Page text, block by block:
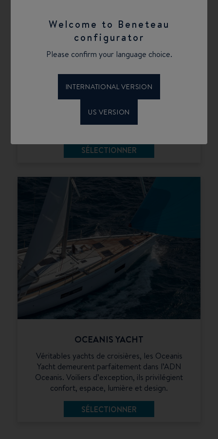
Welcome to Beneteau
configurator
Please confirm your language choice.
INTERNATIONAL VERSION
US VERSION
L’Oceanis s’impose comme la référence
navigation côtière qu’en navigation hauturière,
il conjugue navigation simple, sécurisante et
confortable et plaisir intense au mouillage.
SÉLECTIONNER
OCEANIS YACHT
Véritables yachts de croisières, les Oceanis
Yacht demeurent parfaitement dans l’ADN
Oceanis. Voiliers d’exception, ils privilégient
confort, espace, lumière et design.
SÉLECTIONNER